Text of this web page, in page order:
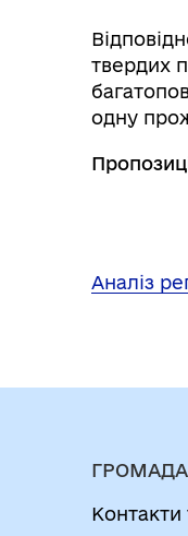
твердих
одну
Аналіз
ГРОМАДА
Контакти